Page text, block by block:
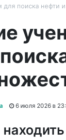
для поиска нефти
6 июля 2026 в